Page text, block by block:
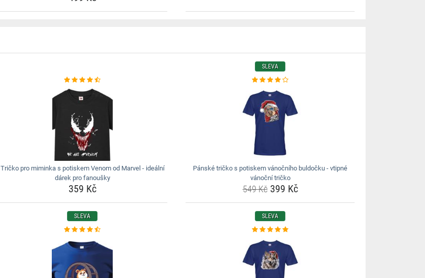
Tričko pro miminka s potiskem Venom od Marvel - ideální
dárek pro fanoušky
359 Kč
SLEVA
Pánské tričko s potiskem vánočního buldočku - vtipné
vánoční tričko
549 Kč399 Kč
SLEVA SLEVA